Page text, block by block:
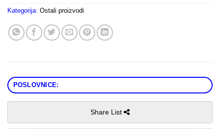
Kategorija: Ostali proizvodi
POSLOVNICE:
Share List